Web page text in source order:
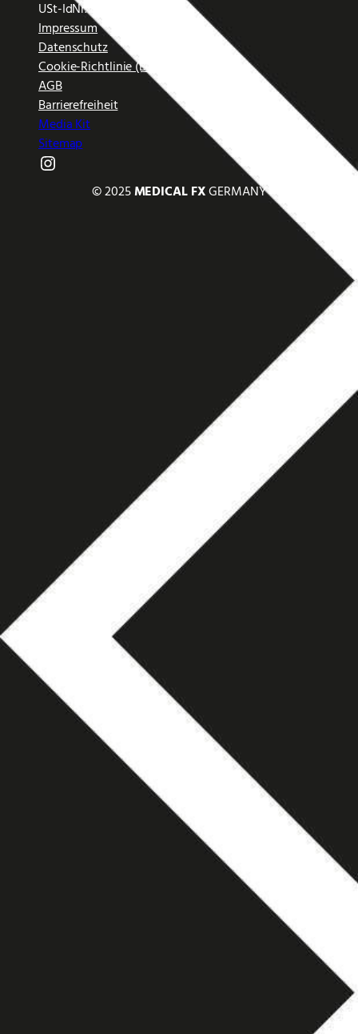
USt-IdNr. DE454644820
Impressum
Datenschutz
Cookie-Richtlinie (EU)
AGB
Barrierefreiheit
Media Kit
Sitemap
Instagram
© 2025MEDICAL FXGERMANY